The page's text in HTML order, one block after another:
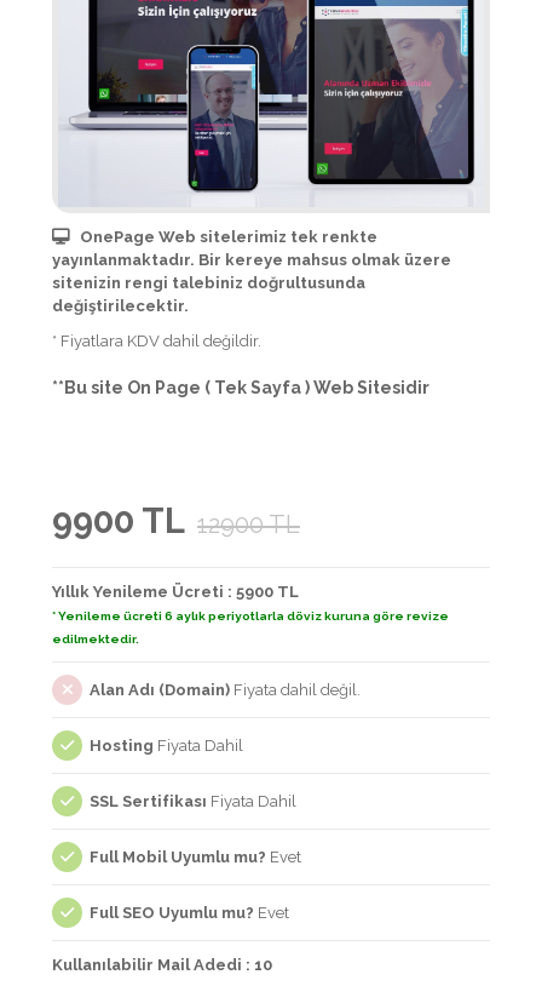
OnePage Web sitelerimiz tek renkte
yayınlanmaktadır. Bir kereye mahsus olmak üzere
sitenizin rengi talebiniz doğrultusunda
değiştirilecektir.
* Fiyatlara KDV dahil değildir.
**Bu site On Page ( Tek Sayfa ) Web Sitesidir
9900 TL 12900 TL
Yıllık Yenileme Ücreti : 5900 TL
* Yenileme ücreti 6 aylık periyotlarla döviz kuruna göre revize
edilmektedir.
Alan Adı (Domain) Fiyata dahil değil.
Hosting Fiyata Dahil
SSL Sertifikası Fiyata Dahil
Full Mobil Uyumlu mu? Evet
Full SEO Uyumlu mu? Evet
Kullanılabilir Mail Adedi : 10